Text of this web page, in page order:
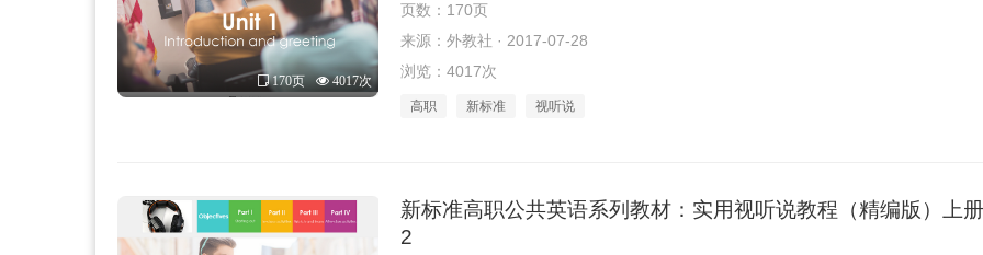
170页 4017次
页数：170页
来源：外教社 · 2017-07-28
浏览：4017次
高职 新标准 视听说
新标准高职公共英语系列教材：实用视听说教程（精编版）上
2